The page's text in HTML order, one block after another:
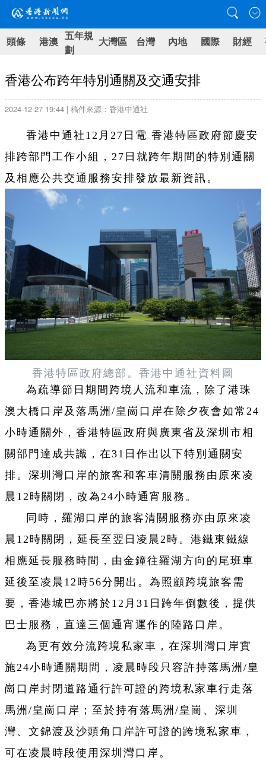
頭條 港澳 五年規
劃
大灣區 台灣 內地 國際 財經
香港公布跨年特別通關及交通安排
2024-12-27 19:44 | 稿件來源：香港中通社
香港中通社12月27日電 香港特區政府節慶安
排跨部門工作小組，27日就跨年期間的特別通關
及相應公共交通服務安排發放最新資訊。
香港特區政府總部。香港中通社資料圖
為疏導節日期間跨境人流和車流，除了港珠
澳大橋口岸及落馬洲/皇崗口岸在除夕夜會如常24
小時通關外，香港特區政府與廣東省及深圳市相
關部門達成共識，在31日作出以下特別通關安
排。深圳灣口岸的旅客和客車清關服務由原來凌
晨12時關閉，改為24小時通宵服務。
同時，羅湖口岸的旅客清關服務亦由原來凌
晨12時關閉，延長至翌日凌晨2時。港鐵東鐵線
相應延長服務時間，由金鐘往羅湖方向的尾班車
延後至凌晨12時56分開出。為照顧跨境旅客需
要，香港城巴亦將於12月31日跨年倒數後，提供
巴士服務，直達三個通宵運作的陸路口岸。
為更有效分流跨境私家車，在深圳灣口岸實
施24小時通關期間，凌晨時段只容許持落馬洲/皇
崗口岸封閉道路通行許可證的跨境私家車行走落
馬洲/皇崗口岸；至於持有落馬洲/皇崗、深圳
灣、文錦渡及沙頭角口岸許可證的跨境私家車，
可在凌晨時段使用深圳灣口岸。